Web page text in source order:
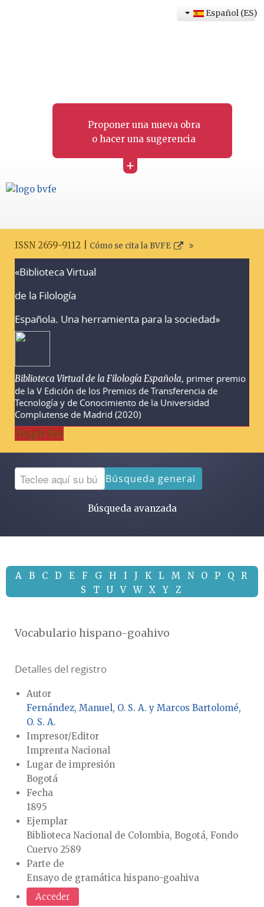
Proponer una nueva obra
o hacer una sugerencia
+
Español (ES)
ISSN 2659-9112 | Cómo se cita la BVFE
«Biblioteca Virtual
de la Filología
Española. Una herramienta para la sociedad»
Biblioteca Virtual de la Filología Española, primer premio
de la V Edición de los Premios de Transferencia de
Tecnología y de Conocimiento de la Universidad
Complutense de Madrid (2020)
Toggle Bar
Búsqueda general
Búsqueda avanzada
A B C D E F G H I J K L M N O P Q
R
S
T U V W X Y Z
Vocabulario hispano-goahivo
Detalles del registro
Autor
Fernández, Manuel, O. S. A. y Marcos Bartolomé,
O. S. A.
Impresor/Editor
Imprenta Nacional
Lugar de impresión
Bogotá
Fecha
1895
Ejemplar
Biblioteca Nacional de Colombia, Bogotá, Fondo
Cuervo 2589
Parte de
Ensayo de gramática hispano-goahiva
Acceder